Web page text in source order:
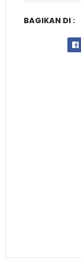
BAGIKAN DI :